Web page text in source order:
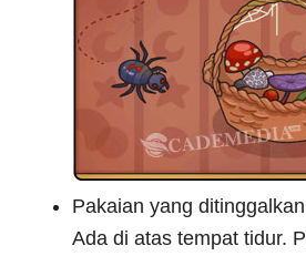
Pakaian yang ditinggalkan
Ada di atas tempat tidur.